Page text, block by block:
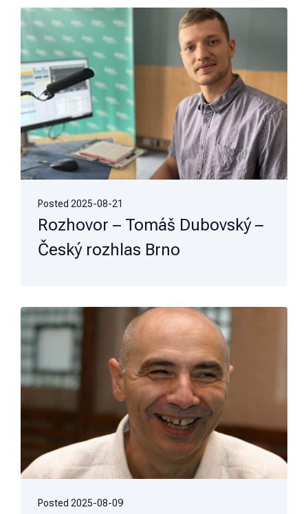
Posted 2025-08-21
Rozhovor – Tomáš Dubovský –
Český rozhlas Brno
Posted 2025-08-09